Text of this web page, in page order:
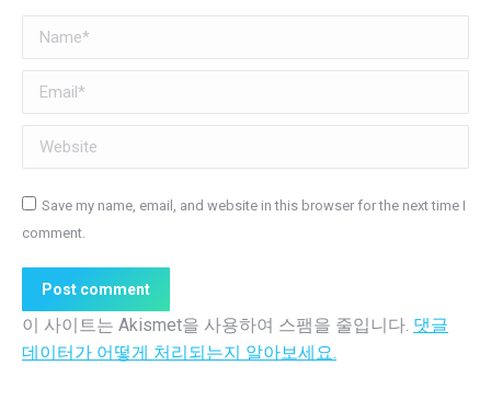
Name *
Email *
Website
Save my name, email, and website in this browser for the next time I
comment.
Post comment
이 사이트는 Akismet을 사용하여 스팸을 줄입니다. 댓글
데이터가 어떻게 처리되는지 알아보세요.